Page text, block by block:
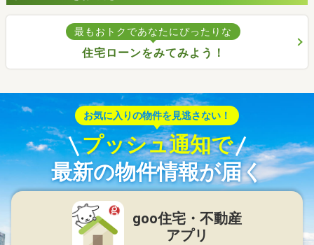
最もおトクであなたにぴったりな
住宅ローンをみてみよう！
お気に入りの物件を見逃さない！
プッシュ通知で
最新の物件情報が届く
goo住宅・不動産
アプリ